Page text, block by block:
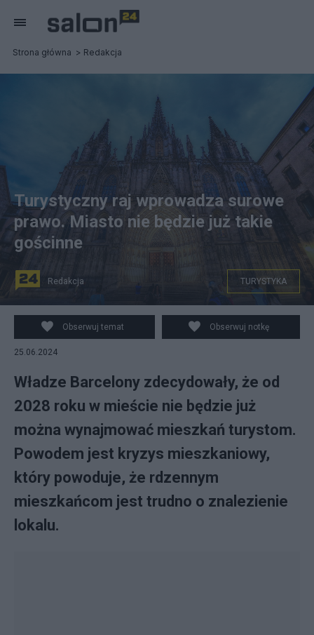
Strona główna Redakcja
Fot. Pixabay.com
Turystyczny raj wprowadza surowe
prawo. Miasto nie będzie już takie
gościnne
Redakcja TURYSTYKA
Obserwuj temat Obserwuj notkę
25.06.2024
Władze Barcelony zdecydowały, że od
2028 roku w mieście nie będzie już
można wynajmować mieszkań turystom.
Powodem jest kryzys mieszkaniowy,
który powoduje, że rdzennym
mieszkańcom jest trudno o znalezienie
lokalu.